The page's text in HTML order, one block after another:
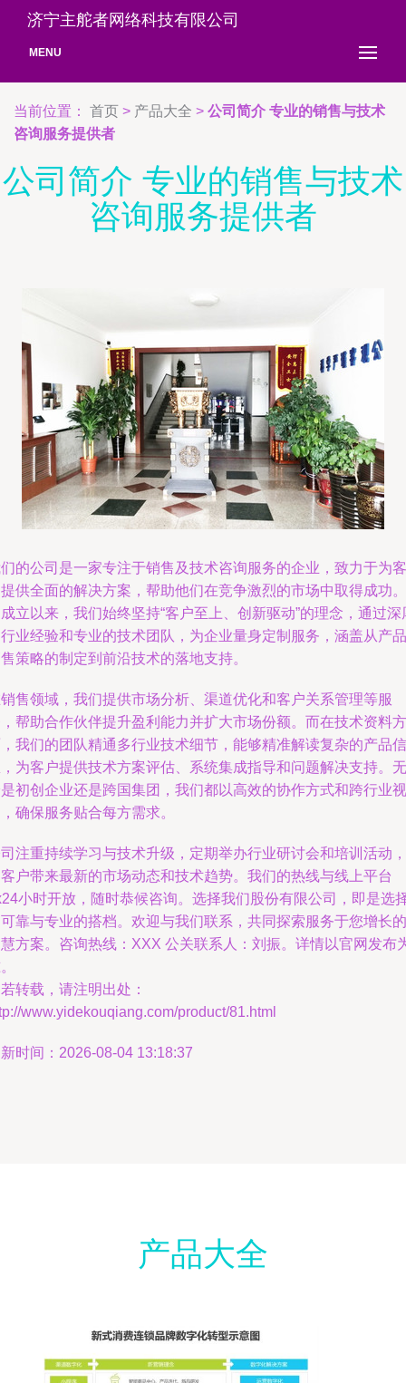
济宁主舵者网络科技有限公司
MENU
当前位置： 首页 > 产品大全 > 公司简介 专业的销售与技术
咨询服务提供者
公司简介 专业的销售与技术
咨询服务提供者
的公司是一家专注于销售及技术咨询服务的企业，致力于为客
供全面的解决方案，帮助他们在竞争激烈的市场中取得成功。
立以来，我们始终坚持“客户至上、创新驱动”的理念，通过深
业经验和专业的技术团队，为企业量身定制服务，涵盖从产品
策略的制定到前沿技术的落地支持。
售领域，我们提供市场分析、渠道优化和客户关系管理等服
帮助合作伙伴提升盈利能力并扩大市场份额。而在技术资料方
我们的团队精通多行业技术细节，能够精准解读复杂的产品信
为客户提供技术方案评估、系统集成指导和问题解决支持。无
初创企业还是跨国集团，我们都以高效的协作方式和跨行业视
确保服务贴合每方需求。
注重持续学习与技术升级，定期举办行业研讨会和培训活动，
户带来最新的市场动态和技术趋势。我们的热线与线上平台
小时开放，随时恭候咨询。选择我们股份有限公司，即是选
靠与专业的搭档。欢迎与我们联系，共同探索服务于您增长的
方案。咨询热线：XXX 公关联系人：刘振。详情以官网发布
转载，请注明出处：
www.yidekouqiang.com/product/81.html
时间：2026-08-04 13:18:37
产品大全